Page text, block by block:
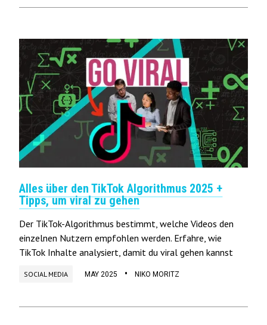
Alles über den TikTok Algorithmus 2025 +
Tipps, um viral zu gehen
Der TikTok-Algorithmus bestimmt, welche Videos den
einzelnen Nutzern empfohlen werden. Erfahre, wie
TikTok Inhalte analysiert, damit du viral gehen kannst
SOCIAL MEDIA MAY 2025 • NIKO MORITZ